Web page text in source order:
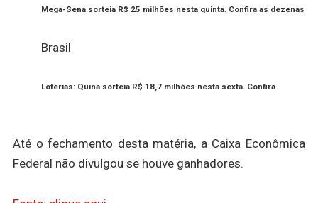
Mega-Sena sorteia R$ 25 milhões nesta quinta. Confira as dezenas
Brasil
Loterias: Quina sorteia R$ 18,7 milhões nesta sexta. Confira
Até o fechamento desta matéria, a Caixa Econômica
Federal não divulgou se houve ganhadores.